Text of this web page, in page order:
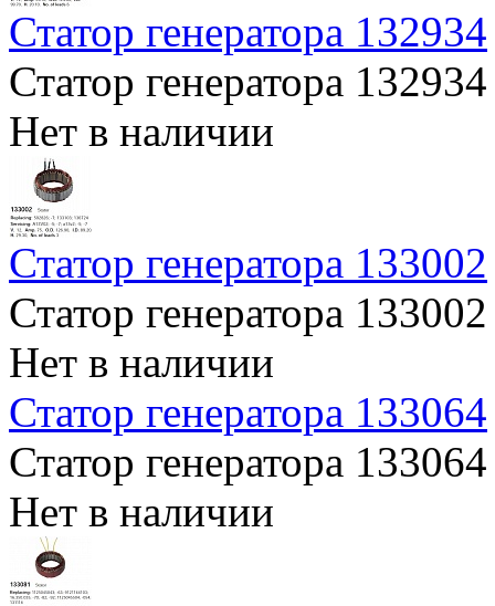
Статор генератора 132934
Статор генератора 132934
Нет в наличии
Статор генератора 133002
Статор генератора 133002
Нет в наличии
Статор генератора 133064
Статор генератора 133064
Нет в наличии